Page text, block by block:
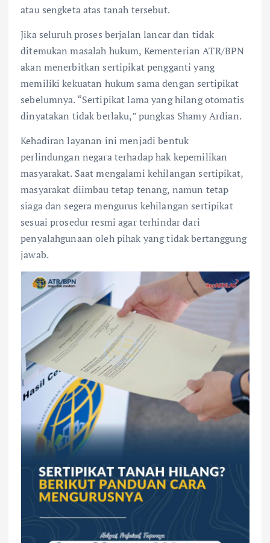
atau sengketa atas tanah tersebut.
Jika seluruh proses berjalan lancar dan tidak
ditemukan masalah hukum, Kementerian ATR/BPN
akan menerbitkan sertipikat pengganti yang
memiliki kekuatan hukum sama dengan sertipikat
sebelumnya. “Sertipikat lama yang hilang otomatis
dinyatakan tidak berlaku,” pungkas Shamy Ardian.
Kehadiran layanan ini menjadi bentuk
perlindungan negara terhadap hak kepemilikan
masyarakat. Saat mengalami kehilangan sertipikat,
masyarakat diimbau tetap tenang, namun tetap
siaga dan segera mengurus kehilangan sertipikat
sesuai prosedur resmi agar terhindar dari
penyalahgunaan oleh pihak yang tidak bertanggung
jawab.